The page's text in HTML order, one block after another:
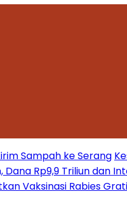
Sampah ke Serang
Rp9,9 Triliun dan
Vaksinasi Rabies